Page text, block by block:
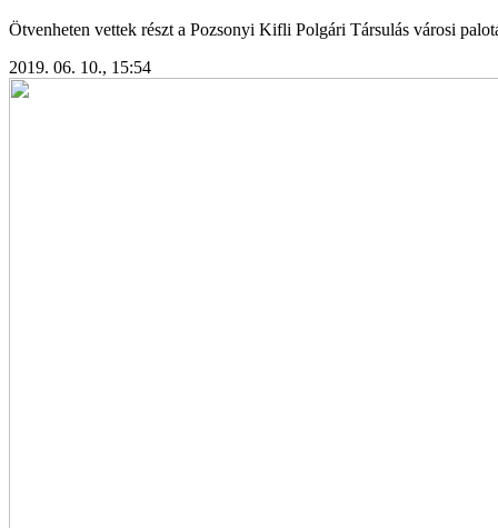
Ötvenheten vettek részt a Pozsonyi Kifli Polgári Társulás városi
2019. 06. 10., 15:54